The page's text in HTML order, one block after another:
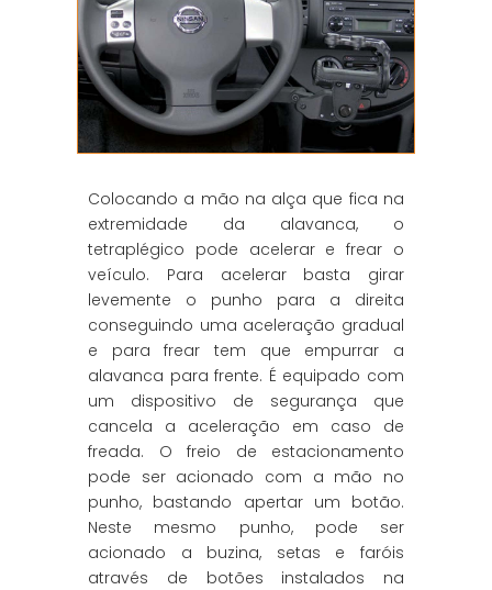
Colocando a mão na alça que fica na
extremidade da alavanca, o
tetraplégico pode acelerar e frear o
veículo. Para acelerar basta girar
levemente o punho para a direita
conseguindo uma aceleração gradual
e para frear tem que empurrar a
alavanca para frente. É equipado com
um dispositivo de segurança que
cancela a aceleração em caso de
freada. O freio de estacionamento
pode ser acionado com a mão no
punho, bastando apertar um botão.
Neste mesmo punho, pode ser
acionado a buzina, setas e faróis
através de botões instalados na